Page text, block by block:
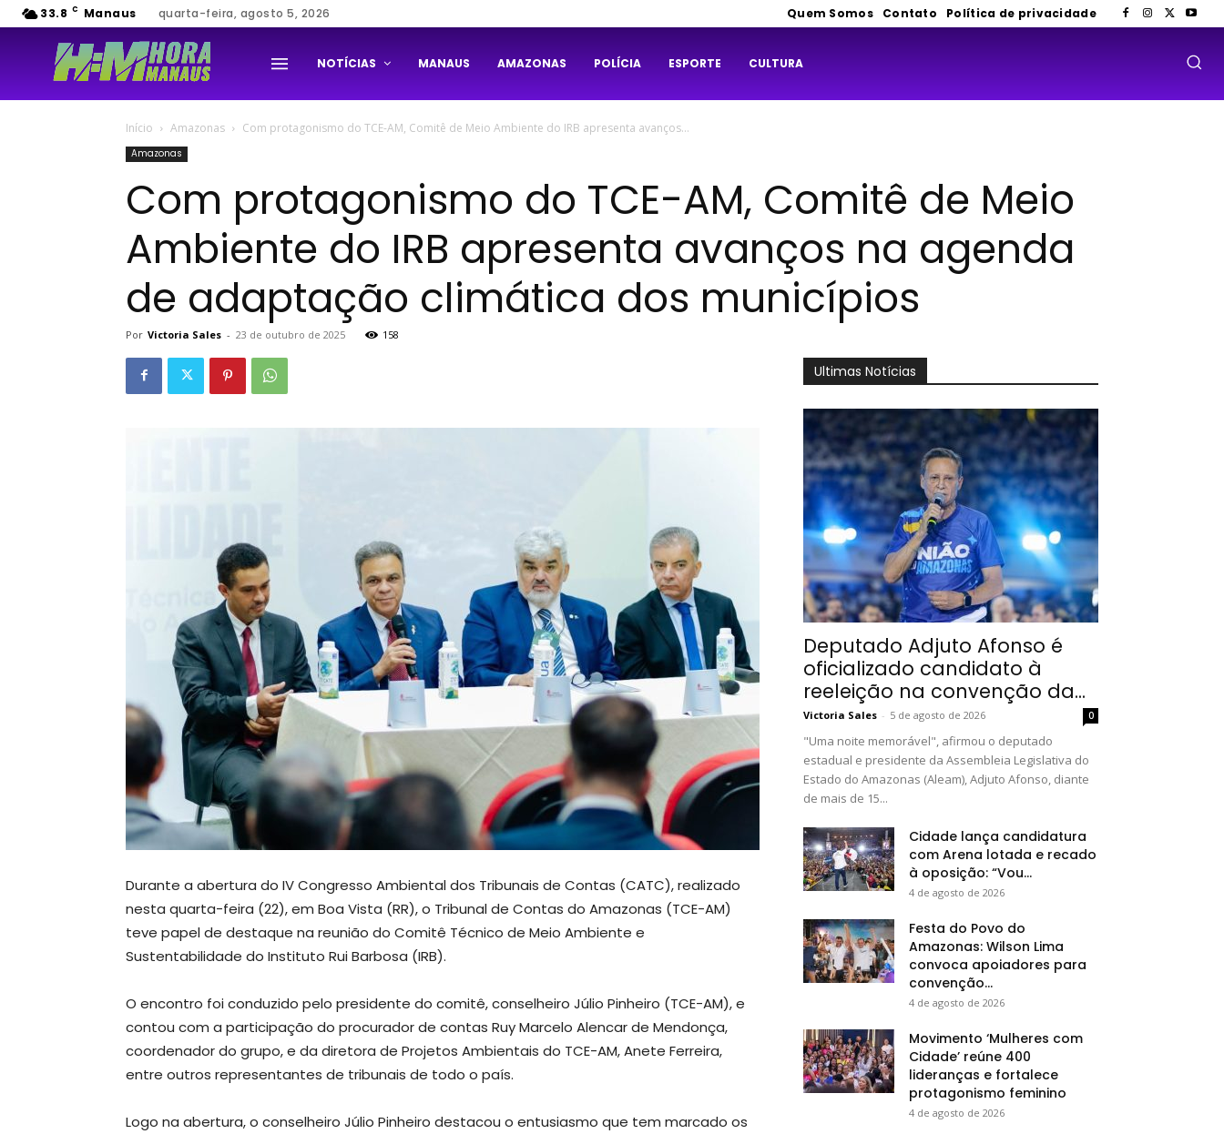
33.8 C Manaus quarta-feira, agosto 5, 2026 Quem Somos Contato Política de privacidade
NOTÍCIAS MANAUS AMAZONAS POLÍCIA ESPORTE CULTURA
Início Amazonas Com protagonismo do TCE-AM, Comitê de Meio Ambiente do IRB apresenta avanços...
Amazonas
Com protagonismo do TCE-AM, Comitê de Meio
Ambiente do IRB apresenta avanços na agenda
de adaptação climática dos municípios
Por Victoria Sales - 23 de outubro de 2025 158
Durante a abertura do IV Congresso Ambiental dos Tribunais de Contas (CATC), realizado
nesta quarta-feira (22), em Boa Vista (RR), o Tribunal de Contas do Amazonas (TCE-AM)
teve papel de destaque na reunião do Comitê Técnico de Meio Ambiente e
Sustentabilidade do Instituto Rui Barbosa (IRB).
O encontro foi conduzido pelo presidente do comitê, conselheiro Júlio Pinheiro (TCE-AM), e
contou com a participação do procurador de contas Ruy Marcelo Alencar de Mendonça,
coordenador do grupo, e da diretora de Projetos Ambientais do TCE-AM, Anete Ferreira,
entre outros representantes de tribunais de todo o país.
Logo na abertura, o conselheiro Júlio Pinheiro destacou o entusiasmo que tem marcado os
Ultimas Notícias
Deputado Adjuto Afonso é
oficializado candidato à
reeleição na convenção da...
Victoria Sales - 5 de agosto de 2026 0
"Uma noite memorável", afirmou o deputado
estadual e presidente da Assembleia Legislativa do
Estado do Amazonas (Aleam), Adjuto Afonso, diante
de mais de 15...
Cidade lança candidatura
com Arena lotada e recado
à oposição: “Vou...
4 de agosto de 2026
Festa do Povo do
Amazonas: Wilson Lima
convoca apoiadores para
convenção...
4 de agosto de 2026
Movimento ‘Mulheres com
Cidade’ reúne 400
lideranças e fortalece
protagonismo feminino
4 de agosto de 2026